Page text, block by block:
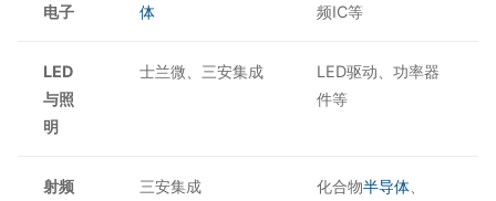
电子
体
频IC等
LED
与照
明
士兰微、三安集成
LED驱动、功率器
件等
射频
三安集成 化合物半导体